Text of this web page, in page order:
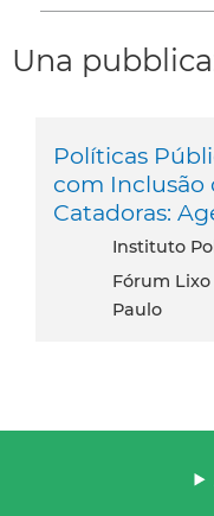
Una
Políticas
com Inclusão
Catadoras:
Instituto
Fórum
Paulo